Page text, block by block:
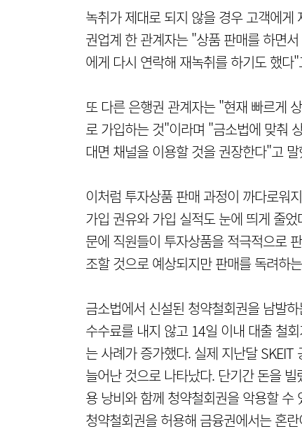
녹취가 제대로 되지 않을 경우 고객에
권업계 한 관계자는 "상품 판매를 하면
에게 다시 연락해 재녹취를 하기도 했다
또 다른 은행권 관계자는 "현재 빠르게
로 가입하는 것"이라며 "금소법에 맞춰
대면 채널을 이용할 것을 권장한다"고 말
이처럼 투자상품 판매 과정이 까다로워
가입 권유와 가입 실적도 눈에 띄게 줄
문에 직원들이 투자상품을 적극적으로
조할 것으로 예상되지만 판매를 독려하
금소법에서 신설된 청약철회권을 남발
수수료를 내지 않고 14일 이내 대출 철
는 사례가 증가했다. 실제 지난달
늘어난 것으로 나타났다. 단기간 돈을
용 낭비와 함께 청약철회권을 악용할
청약철회권을 허용해 금융권에서는 혼